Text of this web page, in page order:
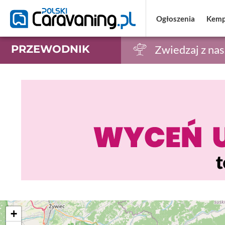
Ogłoszenia
PRZEWODNIK Zwiedzaj z
+
Ogłoszenia